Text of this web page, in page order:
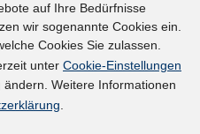
auf Ihre Bedürfnisse
wir sogenannte Cookies ein.
Cookies Sie zulassen.
unter Cookie-Einstellungen
Weitere Informationen
.